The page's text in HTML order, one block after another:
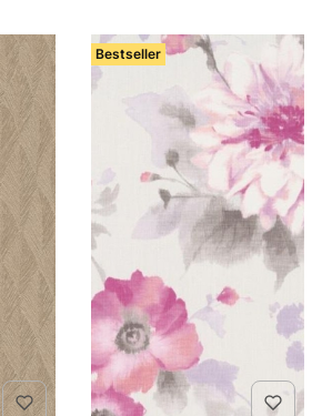
Bestseller